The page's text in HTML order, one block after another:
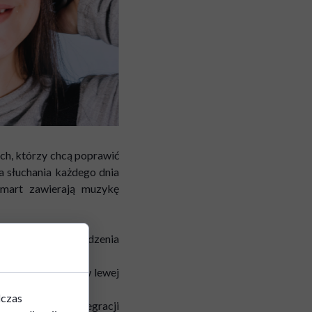
którzy chcą poprawić
każdego dnia
zawierają muzykę
skupiania się i radzenia
funkcji mowy w lewej
wzmocnienie integracji